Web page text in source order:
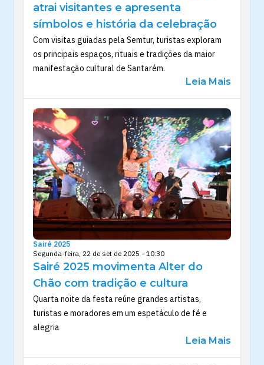
atrai visitantes e apresenta
símbolos e história da celebração
Com visitas guiadas pela Semtur, turistas exploram
os principais espaços, rituais e tradições da maior
manifestação cultural de Santarém.
Leia Mais
Sairé 2025
Segunda-feira, 22 de set de 2025 - 10:30
Sairé 2025 movimenta Alter do
Chão com tradição e cultura
Quarta noite da festa reúne grandes artistas,
turistas e moradores em um espetáculo de fé e
alegria
Leia Mais